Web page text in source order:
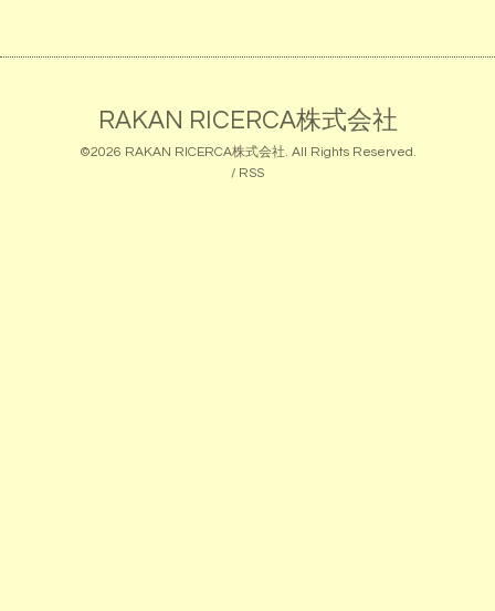
RAKAN RICERCA株式会社
©2026 RAKAN RICERCA株式会社. All Rights Reserved.
/ RSS